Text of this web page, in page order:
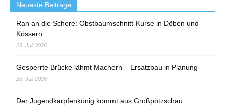
Neueste Beiträge
Ran an die Schere: Obstbaumschnitt-Kurse in Döben und
Kössern
28. Juli 2026
Gesperrte Brücke lähmt Machern – Ersatzbau in Planung
28. Juli 2026
Der Jugendkarpfenkönig kommt aus Großpötzschau